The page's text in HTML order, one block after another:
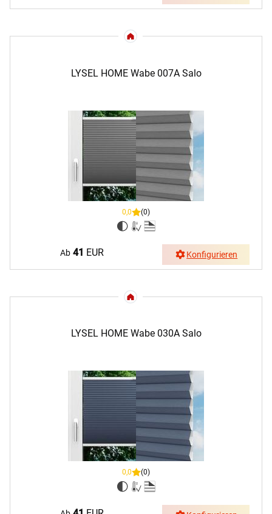
LYSEL HOME Wabe 007A Salo
0,0 (0)
Ab 41 EUR Konfigurieren
LYSEL HOME Wabe 030A Salo
0,0 (0)